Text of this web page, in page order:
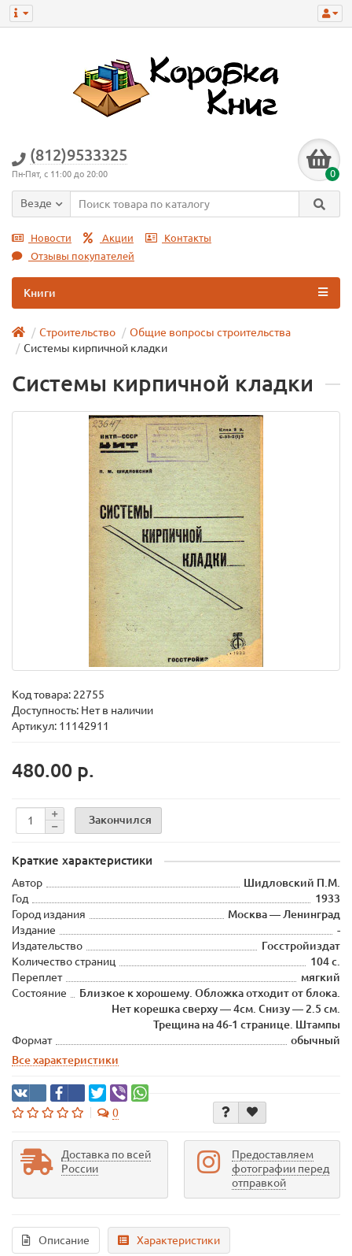
(812)9533325
Пн-Пят, с 11:00 до 20:00 0
Везде
Новости Акции
Контакты
Отзывы покупателей
Книги
Строительство
Общие вопросы строительства
Системы кирпичной кладки
Системы кирпичной кладки
Код товара: 22755
Доступность: Нет в наличии
Артикул: 11142911
480.00 р.
Закончился
Краткие характеристики
Автор
Шидловский П.М.
Год
1933
Город издания
Москва — Ленинград
Издание
-
Издательство
Госстройиздат
Количество страниц
104 с.
Переплет
мягкий
Состояние
Близкое к хорошему. Обложка отходит от блока.
Нет корешка сверху — 4см. Снизу — 2.5 см.
Трещина на 46-1 странице. Штампы
Формат
обычный
Все характеристики
0
Доставка по всей
России
Предоставляем
фотографии перед
отправкой
Описание Характеристики